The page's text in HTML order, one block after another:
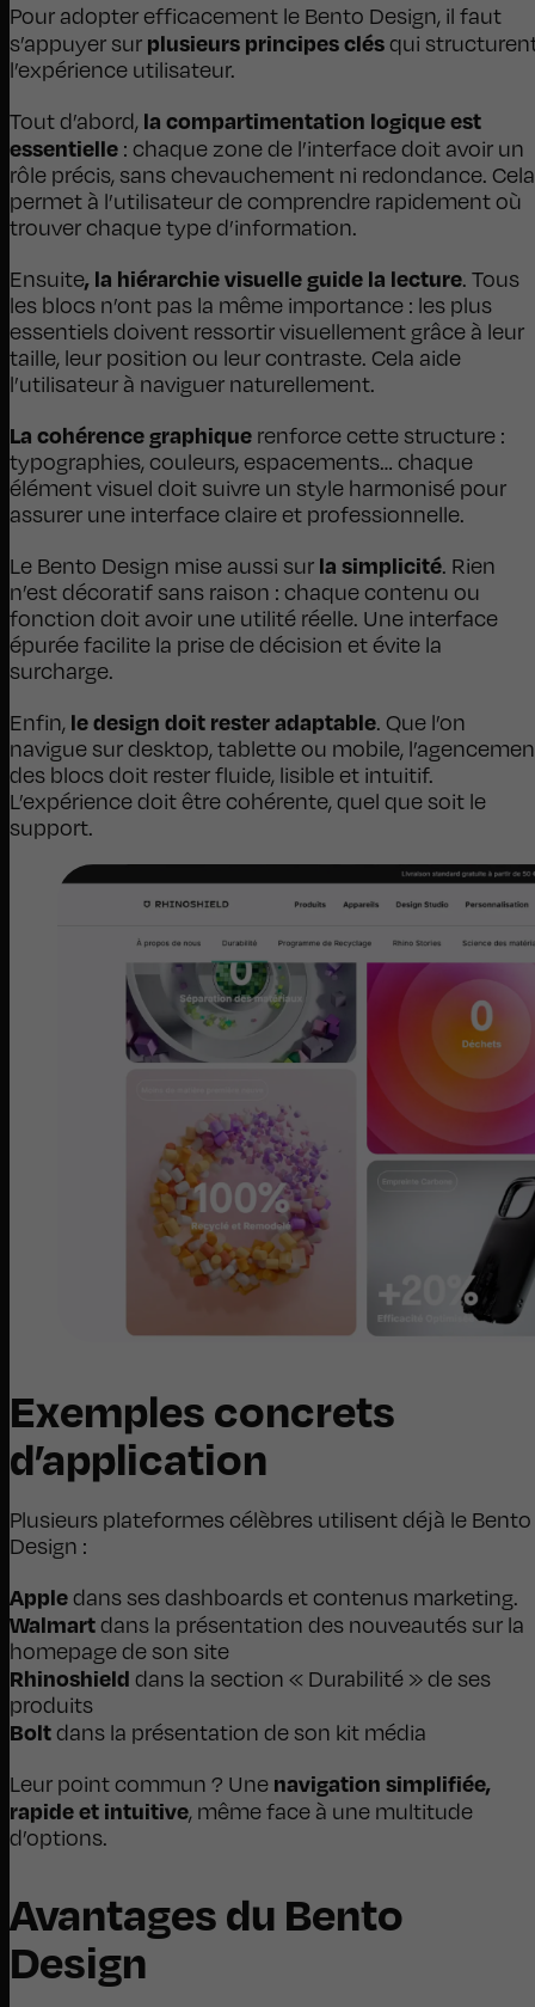
Pour adopter efficacement le Bento Design, il faut
s’appuyer sur plusieurs principes clésqui
l’expérience utilisateur.
Tout d’abord, la compartimentation logique est
essentielle : chaque zone de l’interface doit avoir un
rôle précis, sans chevauchement ni redondance. Cela
permet à l’utilisateur de comprendre rapidement où
trouver chaque type d’information.
Ensuite, la hiérarchie visuelle guide la lecture. Tous
les blocs n’ont pas la même importance : les plus
essentiels doivent ressortir visuellement grâce à leur
taille, leur position ou leur contraste. Cela aide
l’utilisateur à naviguer naturellement.
La cohérence graphique renforce cette structure :
typographies, couleurs, espacements… chaque
élément visuel doit suivre un style harmonisé pour
assurer une interface claire et professionnelle.
Le Bento Design mise aussi sur la simplicité. Rien
n’est décoratif sans raison : chaque contenu ou
fonction doit avoir une utilité réelle. Une interface
épurée facilite la prise de décision et évite la
surcharge.
Enfin, le design doit rester adaptable. Que l’on
navigue sur desktop, tablette ou mobile,
des blocs doit rester fluide, lisible et intuitif.
L’expérience doit être cohérente, quel que soit le
support.
Exemples concrets
d’application
Plusieurs plateformes célèbres utilisent déjà le Bento
Design :
Appledans ses dashboards et contenus marketing.
Walmartdans la présentation des nouveautés sur la
homepage de son site
Rhinoshield dans la section « Durabilité » de ses
produits
Boltdans la présentation de son kit média
Leur point commun ? Une navigation simplifiée,
rapide et intuitive, même face à une multitude
d’options.
Avantages du Bento
Design